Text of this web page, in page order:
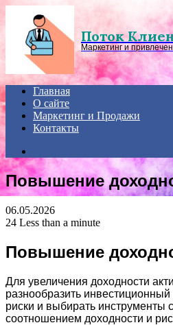
Поток
Маркетинг и
Главная
О сайте
Маркетинг и Продажи
Контакты
for
Повышение
06.05.2026
24 Less than a minute
Повышение
Для увеличения доходности
разнообразить
риски и выбирать инструменты
соотношением доходности и